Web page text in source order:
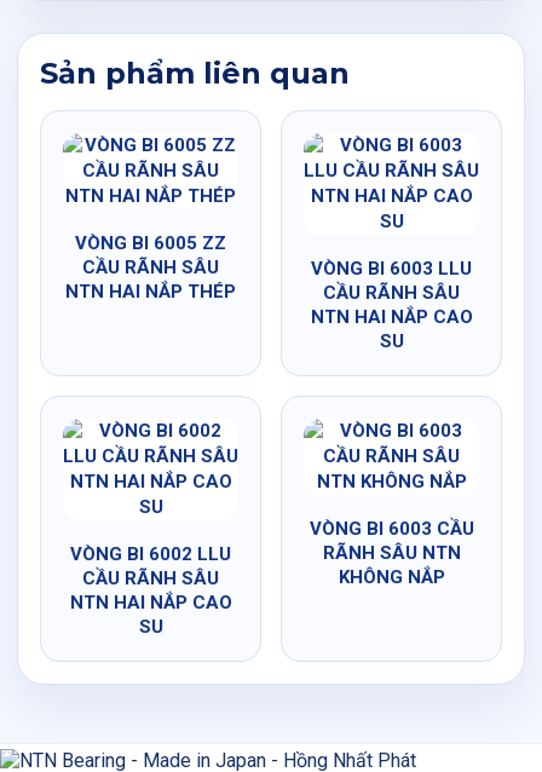
Sản phẩm liên quan
VÒNG BI 6005 ZZ
CẦU RÃNH SÂU
NTN HAI NẮP THÉP
VÒNG BI 6003 LLU
CẦU RÃNH SÂU
NTN HAI NẮP CAO
SU
VÒNG BI 6002 LLU
CẦU RÃNH SÂU
NTN HAI NẮP CAO
SU
VÒNG BI 6003 CẦU
RÃNH SÂU NTN
KHÔNG NẮP